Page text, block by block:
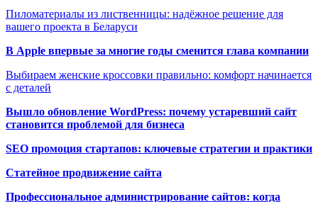
Пиломатериалы из лиственницы: надёжное решение для
вашего проекта в Беларуси
В Apple впервые за многие годы сменится глава компании
Выбираем женские кроссовки правильно: комфорт начинается
с деталей
Вышло обновление WordPress: почему устаревший сайт
становится проблемой для бизнеса
SEO промоция стартапов: ключевые стратегии и практики
Статейное продвижение сайта
Профессиональное администрирование сайтов: когда